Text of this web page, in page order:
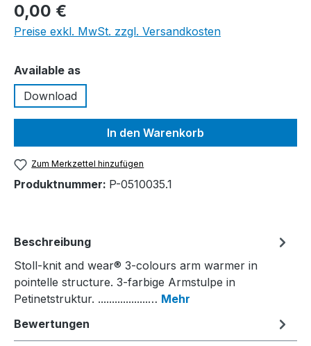
0,00 €
Preise exkl. MwSt. zzgl. Versandkosten
Available asauswählen
Download
In den Warenkorb
Zum Merkzettel hinzufügen
Produktnummer: P-0510035.1
Beschreibung
Stoll-knit and wear® 3-colours arm warmer in
pointelle structure. 3-farbige Armstulpe in
Petinetstruktur. ..................… Mehr
Bewertungen